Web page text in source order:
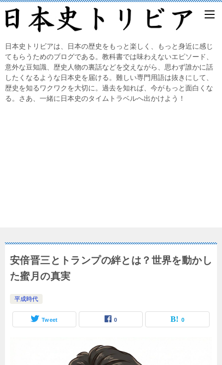
日本史トリビアは、日本の歴史をもっと楽しく、もっと身近に感じ
てもらうためのブログである。教科書では味わえないエピソード、
意外な豆知識、歴史人物の裏話などを交えながら、思わず誰かに話
したくなるような日本史を届ける。難しい専門用語は抜きにして、
歴史を知るワクワクを大切に。過去を知れば、今がもっと面白くな
る。さあ、一緒に日本史のタイムトラベルへ出かけよう！
安倍晋三とトランプの絆とは？世界を動かし
た蜜月の真実
平成時代
Tweet 0 0